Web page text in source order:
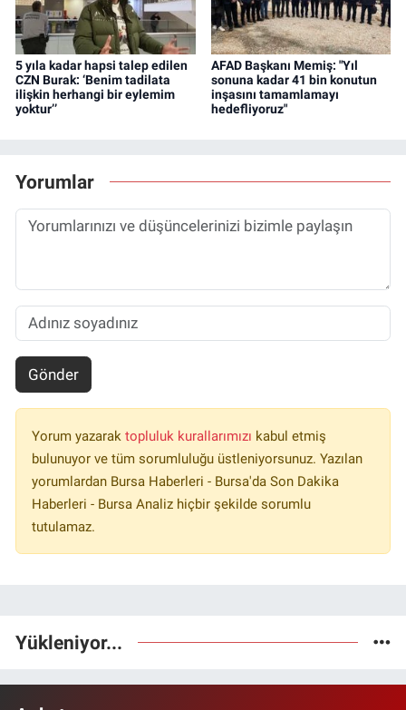
5 yıla kadar hapsi talep edilen
CZN Burak: ‘Benim tadilata
ilişkin herhangi bir eylemim
yoktur’’
AFAD Başkanı Memiş: "Yıl
sonuna kadar 41 bin konutun
inşasını tamamlamayı
hedefliyoruz"
Yorumlar
Gönder
Yorum yazarak topluluk kurallarımızı kabul etmiş
bulunuyor ve tüm sorumluluğu üstleniyorsunuz. Yazılan
yorumlardan Bursa Haberleri - Bursa'da Son Dakika
Haberleri - Bursa Analiz hiçbir şekilde sorumlu
tutulamaz.
Yükleniyor...